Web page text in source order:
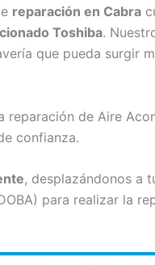
reparación en Cabra
Toshiba.
que pueda surgir
de Aire
confianza.
, desplazándonos a
para realizar la